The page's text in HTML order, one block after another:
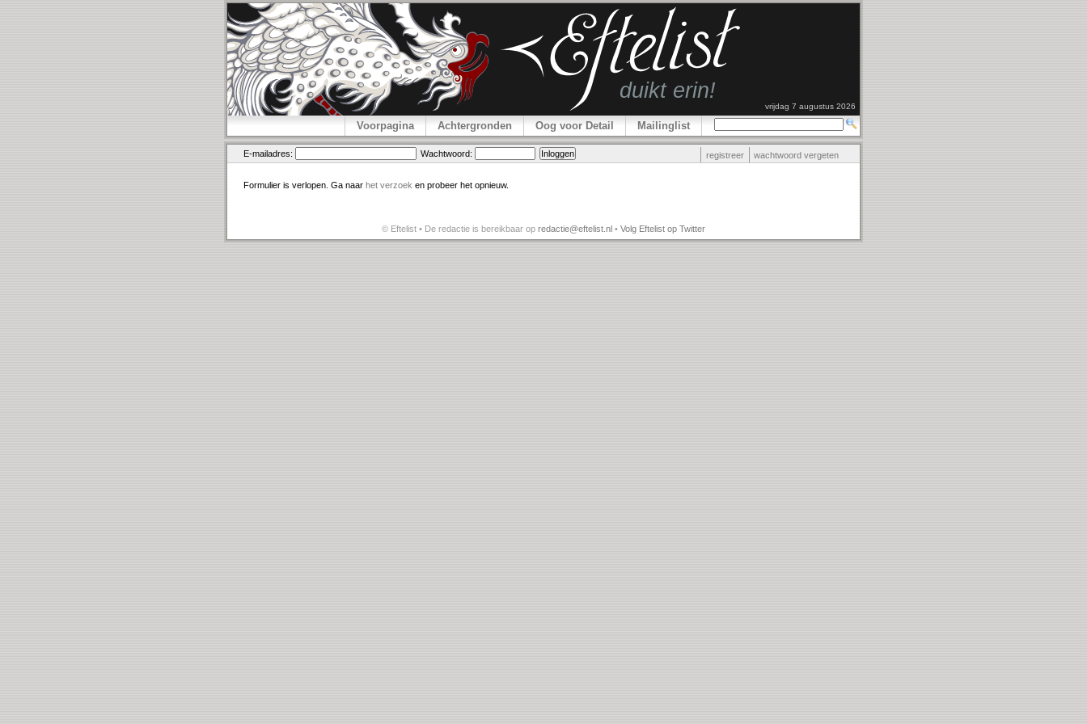
vrijdag 7 augustus 2026
Voorpagina Achtergronden Oog voor Detail Mailinglist
E-mailadres: Wachtwoord: registreer wachtwoord vergeten
Formulier is verlopen. Ga naar het verzoek en probeer het opnieuw.
© Eftelist • De redactie is bereikbaar op redactie@eftelist.nl • Volg Eftelist op Twitter